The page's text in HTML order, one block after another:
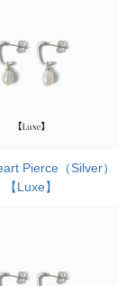
Pierce（Silver）
【Luxe】